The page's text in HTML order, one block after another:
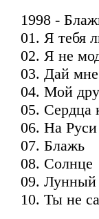
1998 -
01. Я тебя
02. Я не
03. Дай
04. Мой
05. Сердца
06. На Руси
07. Блажь
08. Солнце
09. Лунный
10. Ты не